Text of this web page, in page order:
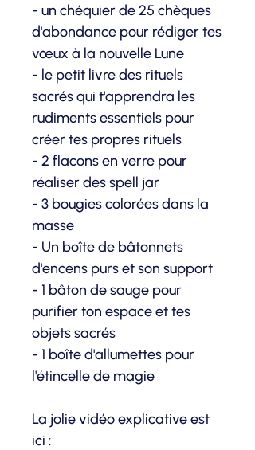
- un chéquier de 25 chèques
d'abondance pour rédiger tes
vœux à la nouvelle Lune
- le petit livre des rituels
sacrés qui t'apprendra les
rudiments essentiels pour
créer tes propres rituels
- 2 flacons en verre pour
réaliser des spell jar
- 3 bougies colorées dans la
masse
- Un boîte de bâtonnets
d'encens purs et son support
- 1 bâton de sauge pour
purifier ton espace et tes
objets sacrés
- 1 boîte d'allumettes pour
l'étincelle de magie
La jolie vidéo explicative est
ici :